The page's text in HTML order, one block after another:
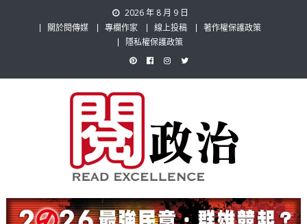
2026 年 8 月 9 日
關於閱傳媒
專欄作家 線上投稿
著作權保護政策
隱私權保護政策
閱政治 Read Gov News
題，也要專業評論，閱政治與多元的政治評論家與專欄作家邀稿合作，